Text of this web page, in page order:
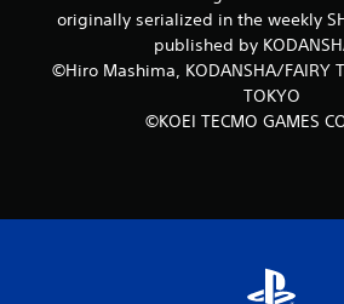
originally serialized in the weekly
published by
©Hiro Mashima, KODANSHA/FAIRY
TOKYO
©KOEI TECMO GAMES